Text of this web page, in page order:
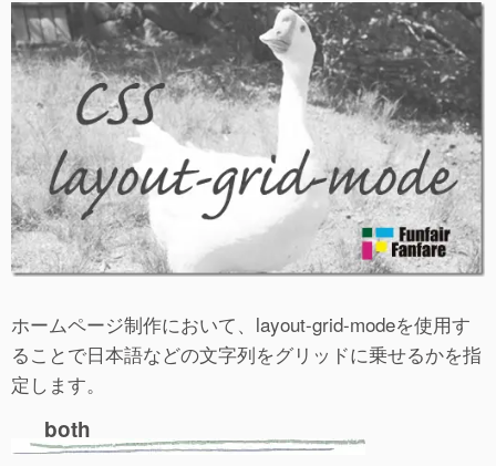
ホームページ制作において、layout-grid-modeを使用す
ることで日本語などの文字列をグリッドに乗せるかを指
定します。
both